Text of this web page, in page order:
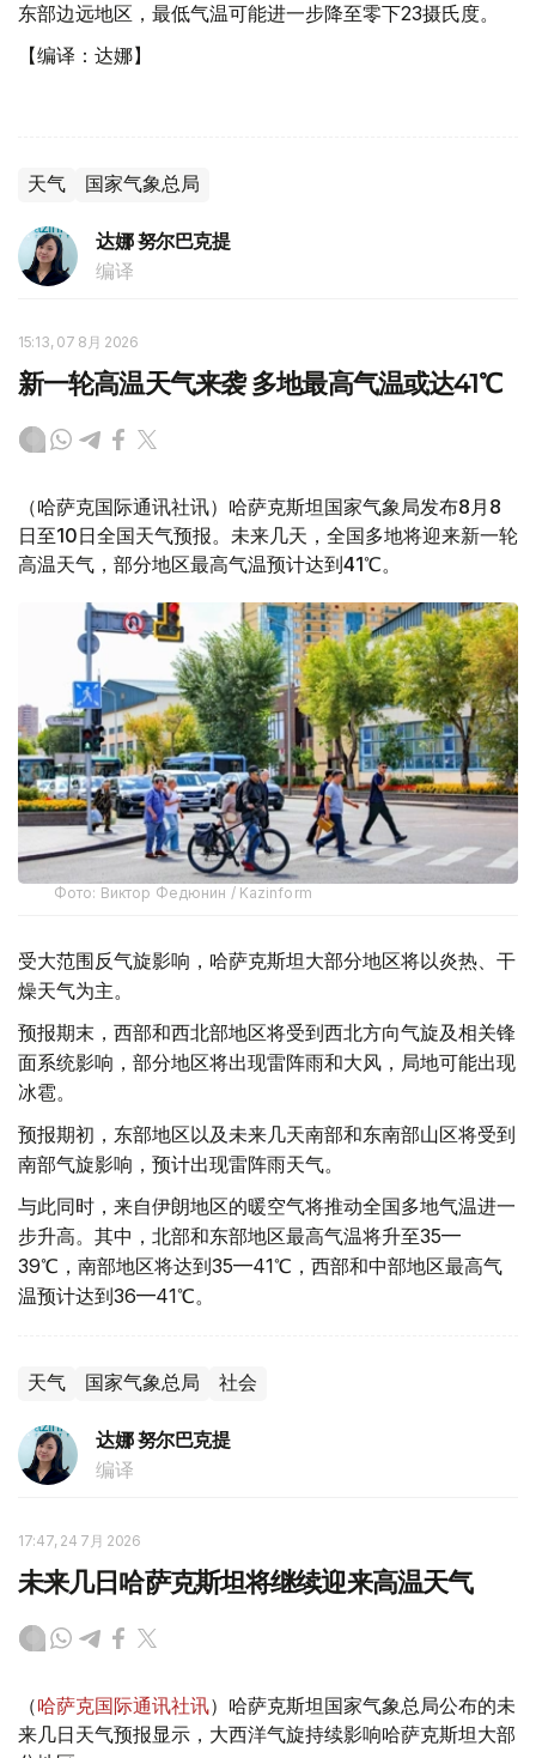
东部边远地区，最低气温可能进一步降至零下23摄氏度。
【编译：达娜】
天气 国家气象总局
达娜 努尔巴克提
编译
15:13, 07 8月 2026
新一轮高温天气来袭 多地最高气温或达41℃
（哈萨克国际通讯社讯）哈萨克斯坦国家气象局发布8月8
日至10日全国天气预报。未来几天，全国多地将迎来新一轮
高温天气，部分地区最高气温预计达到41℃。
Фото: Виктор Федюнин / Kazinform
受大范围反气旋影响，哈萨克斯坦大部分地区将以炎热、干
燥天气为主。
预报期末，西部和西北部地区将受到西北方向气旋及相关锋
面系统影响，部分地区将出现雷阵雨和大风，局地可能出现
冰雹。
预报期初，东部地区以及未来几天南部和东南部山区将受到
南部气旋影响，预计出现雷阵雨天气。
与此同时，来自伊朗地区的暖空气将推动全国多地气温进一
步升高。其中，北部和东部地区最高气温将升至35—
39℃，南部地区将达到35—41℃，西部和中部地区最高气
温预计达到36—41℃。
天气 国家气象总局 社会
达娜 努尔巴克提
编译
17:47, 24 7月 2026
未来几日哈萨克斯坦将继续迎来高温天气
（哈萨克国际通讯社讯）哈萨克斯坦国家气象总局公布的未
来几日天气预报显示，大西洋气旋持续影响哈萨克斯坦大部